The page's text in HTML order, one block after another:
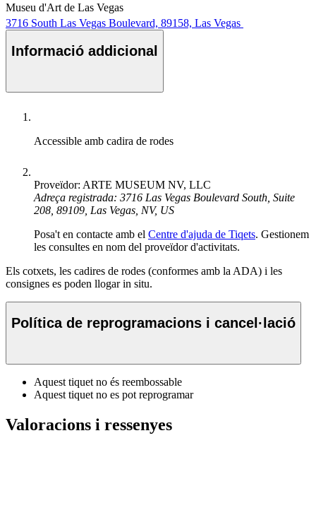
Museu d'Art de Las Vegas
3716 South Las Vegas Boulevard, 89158, Las Vegas
Informació addicional
Accessible amb cadira de rodes
Proveïdor: ARTE MUSEUM NV, LLC
Adreça registrada: 3716 Las Vegas Boulevard South, Suite
208, 89109, Las Vegas, NV, US
Posa't en contacte amb el Centre d'ajuda de Tiqets. Gestionem
les consultes en nom del proveïdor d'activitats.
Els cotxets, les cadires de rodes (conformes amb la ADA) i les
consignes es poden llogar in situ.
Política de reprogramacions i cancel·lació
Aquest tiquet no és reembossable
Aquest tiquet no es pot reprogramar
Valoracions i ressenyes